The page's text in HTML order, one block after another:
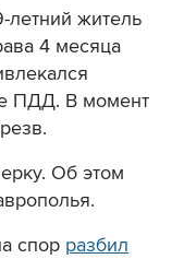
летний житель
4 месяца
ПДД. В момент
Об этом
спор разбил